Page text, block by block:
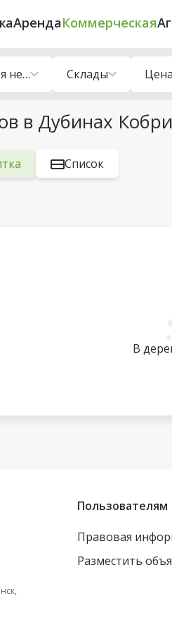
АрендаКоммерческая
в Дубинах
Коммерческая недвижимость Склады Цена
Список
В
Пользователям
Правовая
Разместить